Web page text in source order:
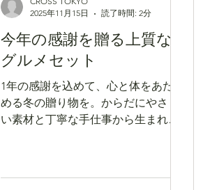
今年の感謝を贈る上質な
グルメセット
1年の感謝を込めて、心と体をあたた
める冬の贈り物を。からだにやさし
い素材と丁寧な手仕事から生まれた
2025年11月15日
読了時間: 2分